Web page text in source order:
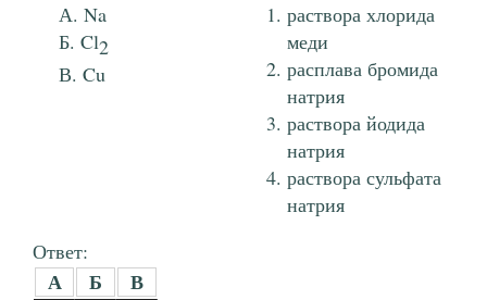
Na
Cl2
Cu
раствора хлорида
меди
расплава бромида
натрия
раствора йодида
натрия
раствора сульфата
натрия
Ответ:
А Б В